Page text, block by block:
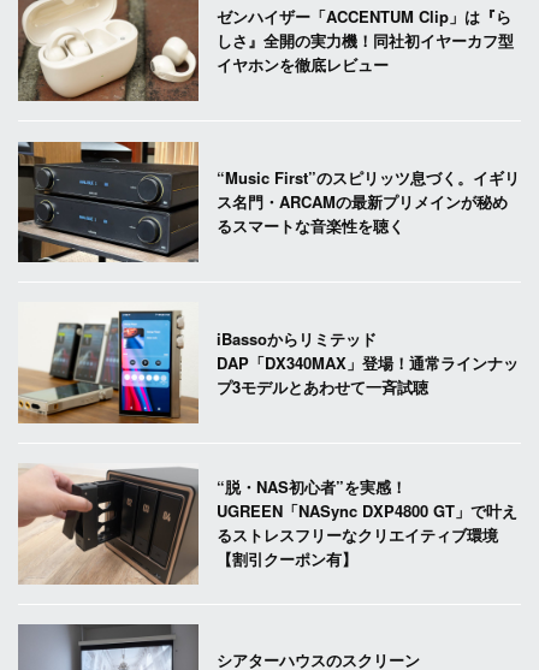
ゼンハイザー「ACCENTUM Clip」は『ら
しさ』全開の実力機！同社初イヤーカフ型
イヤホンを徹底レビュー
“Music First”のスピリッツ息づく。イギリ
ス名門・ARCAMの最新プリメインが秘め
るスマートな音楽性を聴く
iBassoからリミテッド
DAP「DX340MAX」登場！通常ラインナッ
プ3モデルとあわせて一斉試聴
“脱・NAS初心者”を実感！
UGREEN「NASync DXP4800 GT」で叶え
るストレスフリーなクリエイティブ環境
【割引クーポン有】
シアターハウスのスクリーン